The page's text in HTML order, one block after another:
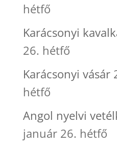
hétfő
Karácsonyi
26. hétfő
Karácsonyi vásár
hétfő
Angol nyelvi
január 26. hétfő